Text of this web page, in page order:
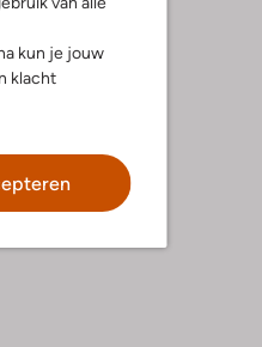
kun je jouw
klacht